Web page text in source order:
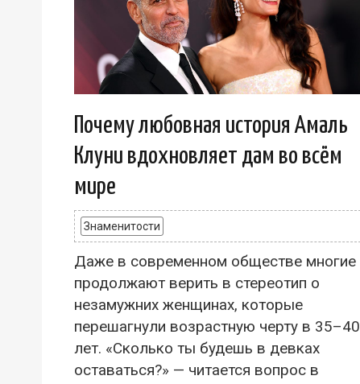
Почему любовная история Амаль
Клуни вдохновляет дам во всём
мире
Знаменитости
Даже в современном обществе многие
продолжают верить в стереотип о
незамужних женщинах, которые
перешагнули возрастную черту в 35–40
лет. «Сколько ты будешь в девках
оставаться?» — читается вопрос в